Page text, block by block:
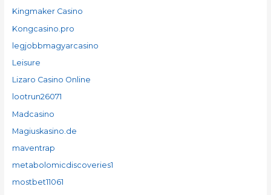
Kingmaker Casino
Kongcasino.pro
legjobbmagyarcasino
Leisure
Lizaro Casino Online
lootrun26071
Madcasino
Magiuskasino.de
maventrap
metabolomicdiscoveries1
mostbet11061